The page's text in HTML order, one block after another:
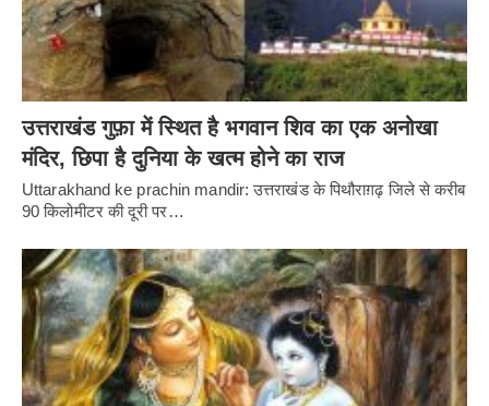
उत्तराखंड गुफ़ा में स्थित है भगवान शिव का एक अनोखा
मंदिर, छिपा है दुनिया के खत्म होने का राज
Uttarakhand ke prachin mandir: उत्तराखंड के पिथौराग़ढ़ जिले से करीब
90 किलोमीटर की दूरी पर…